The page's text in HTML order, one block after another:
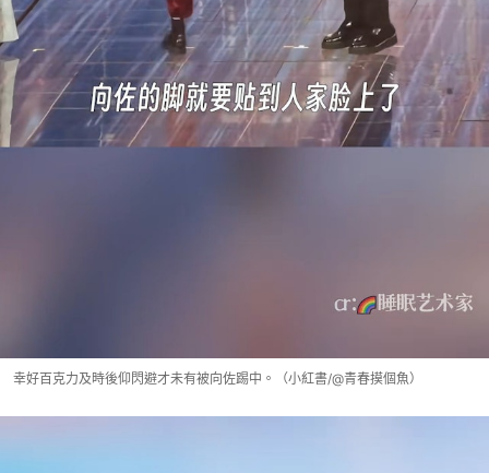
幸好百克力及時後仰閃避才未有被向佐踢中。（小紅書/@青春摸個魚）